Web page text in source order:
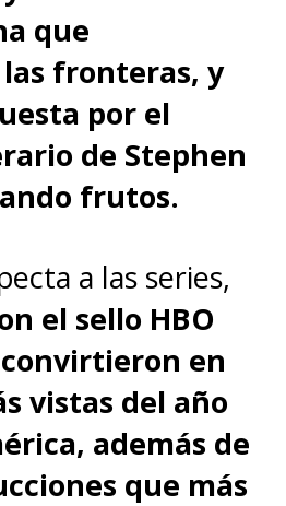
titulares y a
.
8 estrena el
Qua00UX89W
las primeras
que
fronteras, y
por el
de Stephen
frutos.
a las series,
el sello HBO
en
vistas del año
además de
que más